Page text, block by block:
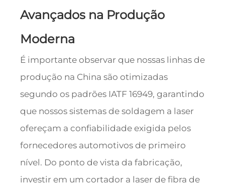
Avançados na Produção
Moderna
É importante observar que nossas linhas de
produção na China são otimizadas
segundo os padrões IATF 16949, garantindo
que nossos sistemas de soldagem a laser
ofereçam a confiabilidade exigida pelos
fornecedores automotivos de primeiro
nível. Do ponto de vista da fabricação,
investir em um cortador a laser de fibra de